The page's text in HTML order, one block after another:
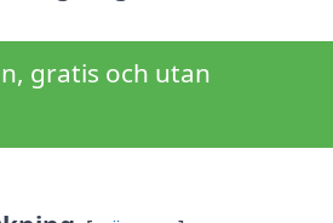
gratis och utan